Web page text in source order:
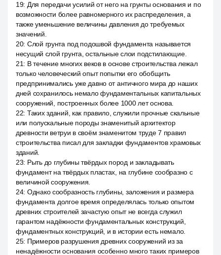
19: Для передачи усилий от него на грунты основания и по
возможности более равномерного их распределения, а
также уменьшение величины давления до требуемых
значений.
20: Слой грунта под подошвой фундамента называется
несущий слой грунта, остальные слои подстилающие.
21: В течение многих веков в основе строительства лежал
только человеческий опыт попытки его обобщить
предпринимались уже давно от античного мира до наших
дней сохранилось немало фундаментальных капитальных
сооружений, построенных более 1000 лет основа.
22: Таких зданий, как правило, служили прочные скальные
или полускальные породы знаменитый архитектор
древности ветруи в своём знаменитом труде 7 правил
строительства писал для закладки фундаментов храмовых
зданий.
23: Рыть до глубины твёрдых пород и закладывать
фундамент на твёрдых пластах, на глубине сообразно с
величиной сооружения.
24: Однако сообразность глубины, заложения и размера
фундамента долгое время определялась только опытом
древних строителей зачастую опыт не всегда служил
гарантом надёжности фундаментальных конструкций,
фундаментных конструкций, и в истории есть немало.
25: Примеров разрушения древних сооружений из за
ненадёжности основания особенно много таких примеров